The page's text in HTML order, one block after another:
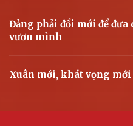
Đảng phải đổi mới để
vươn mình
Xuân mới, khát vọng mới